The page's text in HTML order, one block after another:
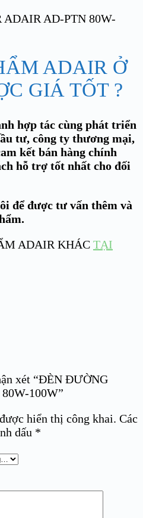
ADAIR Ở
GIÁ TỐT ?
hợp tác cùng phát triển
tư, công ty thương mại,
kết bán hàng chính
hỗ trợ tốt nhất cho đối
để được tư vấn thêm và
ADAIR KHÁC TẠI
xét “ĐÈN ĐƯỜNG
100W”
hiển thị công khai. Các
dấu *